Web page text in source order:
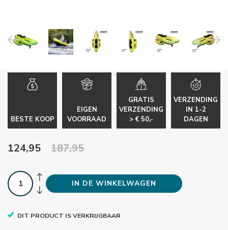
BESTE KOOP
EIGEN
VOORRAAD
GRATIS
VERZENDING
> € 50,-
VERZENDING
IN 1-2
DAGEN
124,95 187,95
IN DE WINKELWAGEN
DIT PRODUCT IS VERKRIJGBAAR